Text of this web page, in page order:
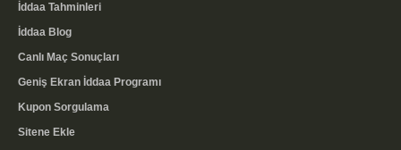
İddaa Tahminleri
İddaa Blog
Canlı Maç Sonuçları
Geniş Ekran İddaa Programı
Kupon Sorgulama
Sitene Ekle